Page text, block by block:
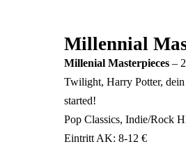
Millennial
Millenial Masterpieces –
Twilight, Harry Potter, dein
started!
Pop Classics, Indie/Rock
Eintritt AK: 8-12 €